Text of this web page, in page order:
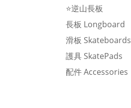
⭐逆山長板
長板 Longboard
滑板 Skateboards
護具 SkatePads
配件 Accessories